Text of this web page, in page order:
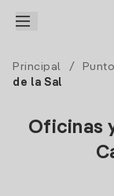
Principal /
de la Sal
Oficinas